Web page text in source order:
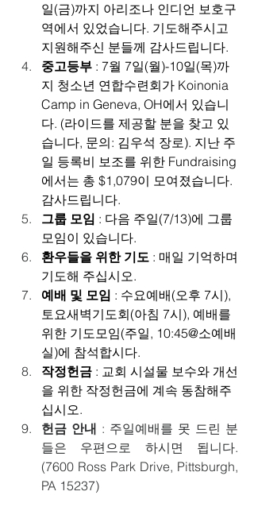
일(금)까지 아리조나 인디언 보호구
역에서 있었습니다. 기도해주시고
지원해주신 분들께 감사드립니다.
중고등부 : 7월 7일(월)-10일(목)까
지 청소년 연합수련회가 Koinonia
Camp in Geneva, OH에서 있습니
다. (라이드를 제공할 분을 찾고 있
습니다, 문의: 김우석 장로). 지난 주
일 등록비 보조를 위한 Fundraising
에서는 총 $1,079이 모여졌습니다.
감사드립니다.
그룹 모임 : 다음 주일(7/13)에 그룹
모임이 있습니다.
환우들을 위한 기도 : 매일 기억하며
기도해 주십시오.
예배 및 모임 : 수요예배(오후 7시),
토요새벽기도회(아침 7시), 예배를
위한 기도모임(주일, 10:45@소예배
실)에 참석합시다.
작정헌금 : 교회 시설물 보수와 개선
을 위한 작정헌금에 계속 동참해주
십시오.
헌금 안내 : 주일예배를 못 드린 분
들은 우편으로 하시면 됩니다.
(7600 Ross Park Drive, Pittsburgh,
PA 15237)